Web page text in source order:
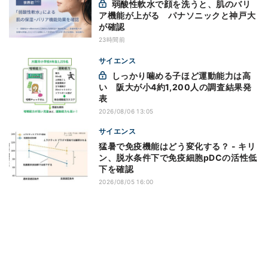
ア機能が上がる パナソニックと神戸大
が確認
23時間前
サイエンス
い 阪大が小4約1,200人の調査結果発
表
2026/08/06 13:05
サイエンス
猛暑で免疫機能はどう変化する？ - キリ
ン、脱水条件下で免疫細胞pDCの活性低
下を確認
2026/08/05 16:00